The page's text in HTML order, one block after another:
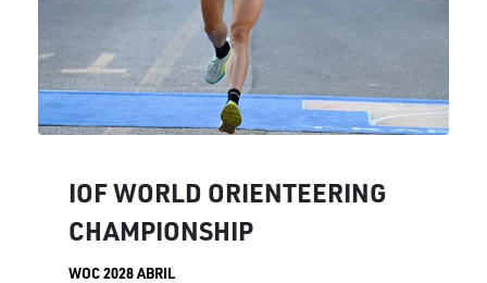
IOF WORLD ORIENTEERING
CHAMPIONSHIP
WOC 2028 ABRIL